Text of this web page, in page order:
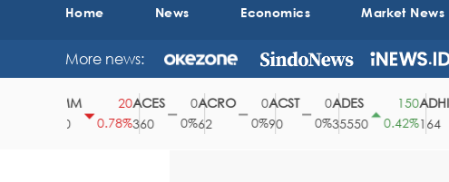
Home News Economics Market News
More news:
0.78%
ACES
360
ACRO
62
ACST
90
ADES
35550
0.42%
ADHI
164